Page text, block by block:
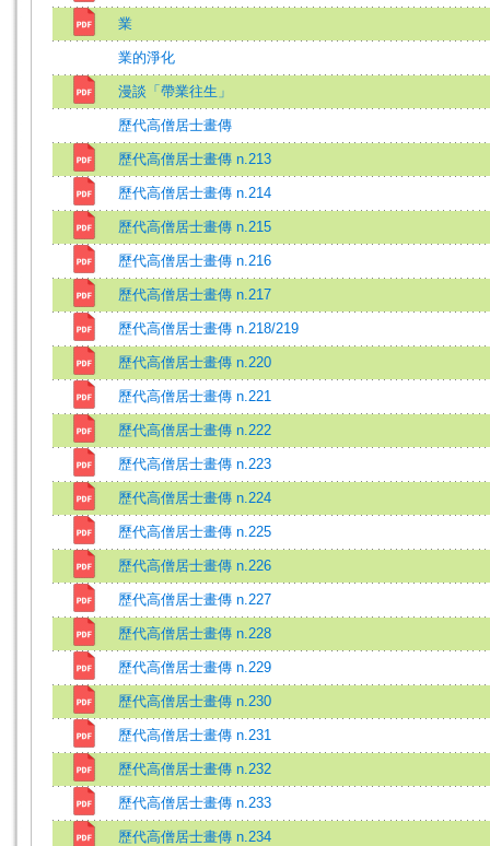
業
業的淨化
漫談「帶業往生」
歷代高僧居士畫傳
歷代高僧居士畫傳 n.213
歷代高僧居士畫傳 n.214
歷代高僧居士畫傳 n.215
歷代高僧居士畫傳 n.216
歷代高僧居士畫傳 n.217
歷代高僧居士畫傳 n.218/219
歷代高僧居士畫傳 n.220
歷代高僧居士畫傳 n.221
歷代高僧居士畫傳 n.222
歷代高僧居士畫傳 n.223
歷代高僧居士畫傳 n.224
歷代高僧居士畫傳 n.225
歷代高僧居士畫傳 n.226
歷代高僧居士畫傳 n.227
歷代高僧居士畫傳 n.228
歷代高僧居士畫傳 n.229
歷代高僧居士畫傳 n.230
歷代高僧居士畫傳 n.231
歷代高僧居士畫傳 n.232
歷代高僧居士畫傳 n.233
歷代高僧居士畫傳 n.234